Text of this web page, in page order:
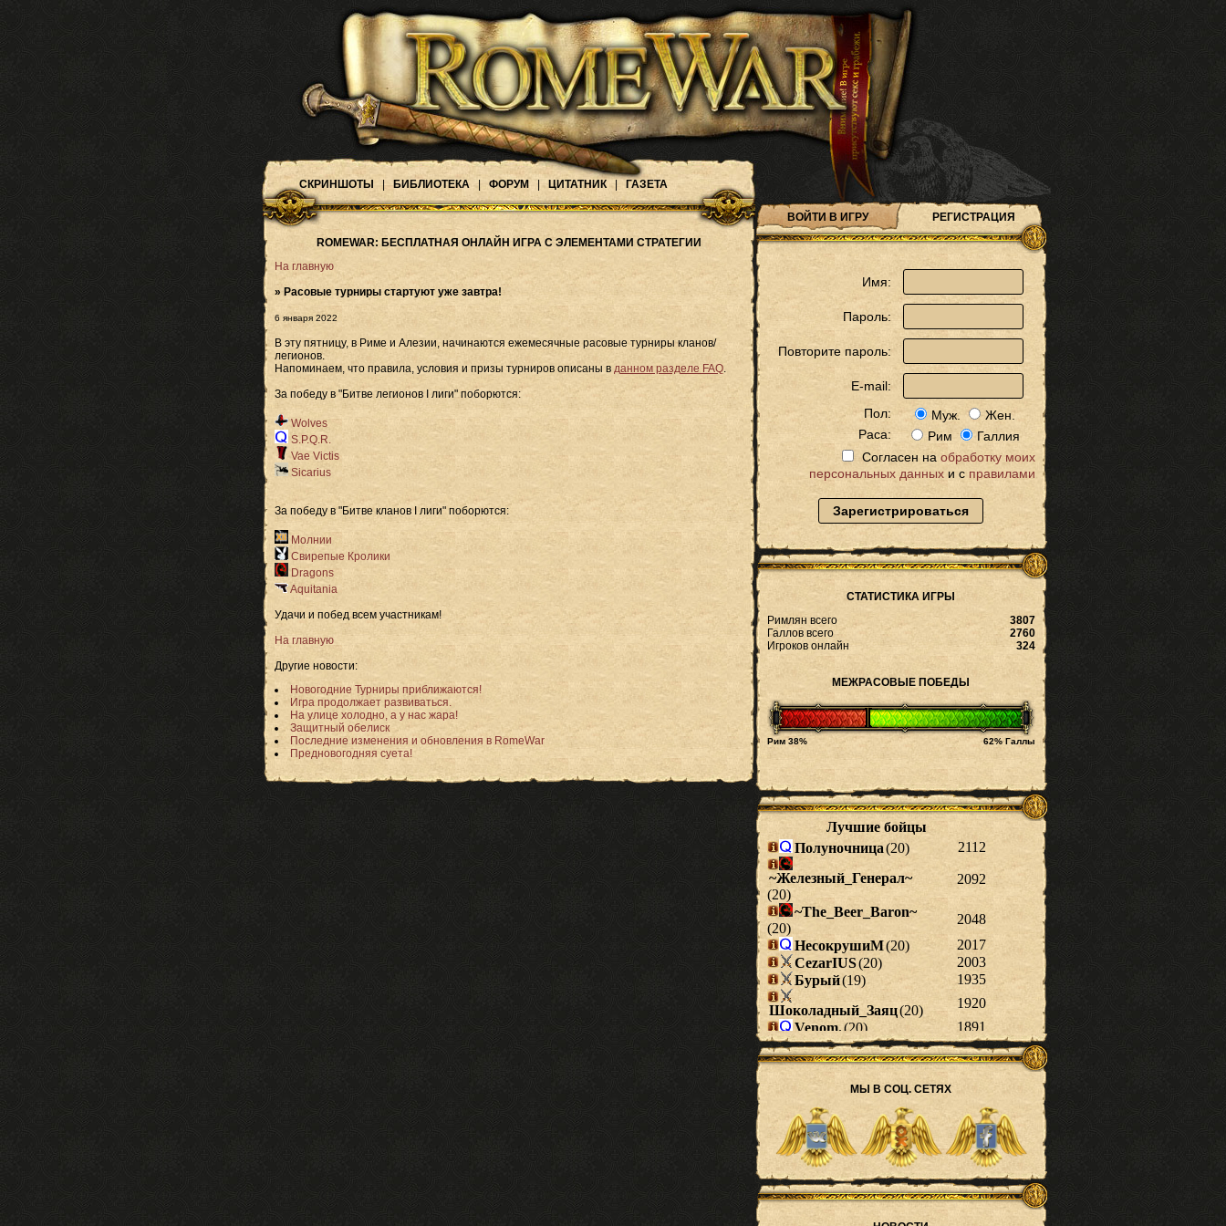
СКРИНШОТЫ БИБЛИОТЕКА ФОРУМ ЦИТАТНИК ГАЗЕТА
ROMEWAR: БЕСПЛАТНАЯ ОНЛАЙН ИГРА С ЭЛЕМЕНТАМИ СТРАТЕГИИ
На главную
» Расовые турниры стартуют уже завтра!
6 января 2022
В эту пятницу, в Риме и Алезии, начинаются ежемесячные расовые турниры кланов/
легионов.
Напоминаем, что правила, условия и призы турниров описаны в данном разделе FAQ.
За победу в "Битве легионов I лиги" поборются:
Wolves
S.P.Q.R.
Vae Victis
Sicarius
За победу в "Битве кланов I лиги" поборются:
Молнии
Свирепые Кролики
Dragons
Aquitania
Удачи и побед всем участникам!
На главную
Другие новости:
Новогодние Турниры приближаются!
Игра продолжает развиваться.
На улице холодно, а у нас жара!
Защитный обелиск
Последние изменения и обновления в RomeWar
Предновогодняя суета!
ВОЙТИ В ИГРУ РЕГИСТРАЦИЯ
Имя:
Пароль:
Повторите пароль:
E-mail:
Пол:
Муж.
Жен.
Раса:
Рим
Галлия
Согласен на обработку моих
персональных данныхи с правилами
Зарегистрироваться
СТАТИСТИКА ИГРЫ
Римлян всего
3807
Галлов всего
2760
Игроков онлайн
324
МЕЖРАСОВЫЕ ПОБЕДЫ
Рим 38% 62% Галлы
МЫ В СОЦ. СЕТЯХ